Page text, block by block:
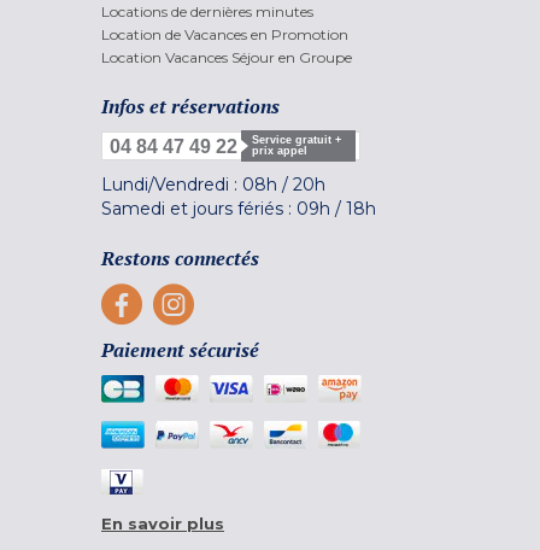
Locations de dernières minutes
Location de Vacances en Promotion
Location Vacances Séjour en Groupe
Infos et réservations
04 84 47 49 22
Service gratuit +
prix appel
Lundi/Vendredi : 08h / 20h
Samedi et jours fériés : 09h / 18h
Restons connectés
Paiement sécurisé
En savoir plus